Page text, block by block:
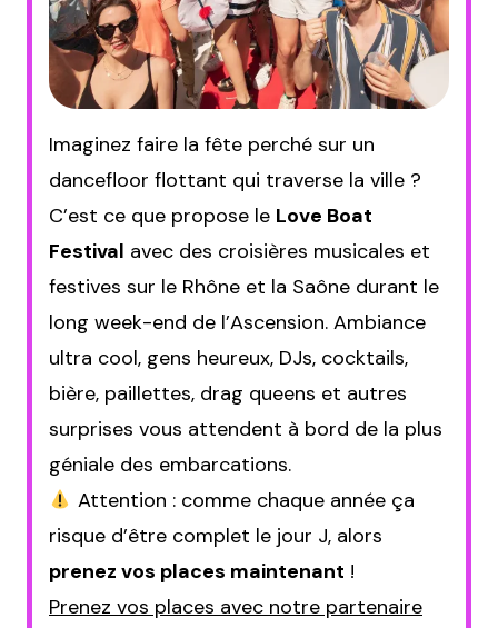
Imaginez faire la fête perché sur un
dancefloor flottant qui traverse la ville ?
C’est ce que propose le Love Boat
Festival avec des croisières musicales et
festives sur le Rhône et la Saône durant le
long week-end de l’Ascension. Ambiance
ultra cool, gens heureux, DJs, cocktails,
bière, paillettes, drag queens et autres
surprises vous attendent à bord de la plus
géniale des embarcations.
Attention : comme chaque année ça
risque d’être complet le jour J, alors
prenez vos places maintenant !
Prenez vos places avec notre partenaire